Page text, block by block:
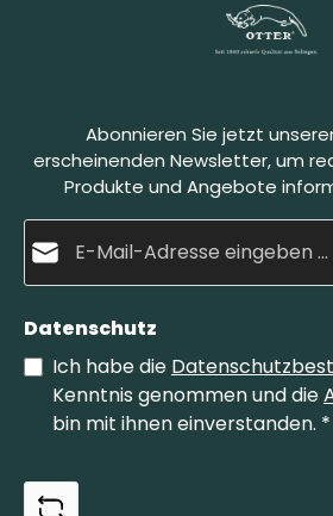
Abonnieren Sie jetzt
erscheinenden Newsletter, um
Produkte und Angebote
Datenschutz
Ich habe die
Kenntnis genommen und die
bin mit ihnen einverstanden. *